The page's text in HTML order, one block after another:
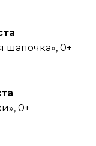
шапочка», 0+
0+